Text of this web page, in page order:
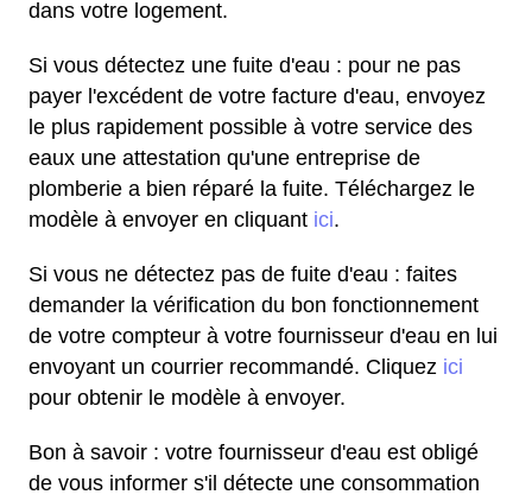
dans votre logement.
Si vous détectez une fuite d'eau : pour ne pas
payer l'excédent de votre facture d'eau, envoyez
le plus rapidement possible à votre service des
eaux une attestation qu'une entreprise de
plomberie a bien réparé la fuite. Téléchargez le
modèle à envoyer en cliquant ici.
Si vous ne détectez pas de fuite d'eau : faites
demander la vérification du bon fonctionnement
de votre compteur à votre fournisseur d'eau en lui
envoyant un courrier recommandé. Cliquez ici
pour obtenir le modèle à envoyer.
Bon à savoir : votre fournisseur d'eau est obligé
de vous informer s'il détecte une consommation